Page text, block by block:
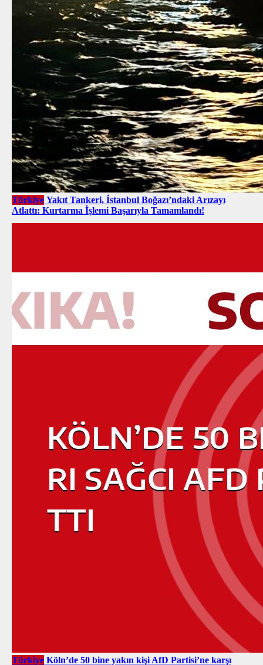
Türkiye Yakıt Tankeri, İstanbul Boğazı’ndaki Arızayı
Atlattı: Kurtarma İşlemi Başarıyla Tamamlandı!
Türkiye Köln’de 50 bine yakın kişi AfD Partisi’ne karşı